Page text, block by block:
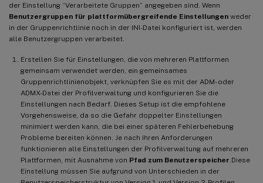
der Einstellung “Verarbeitete Gruppen” angegeben sind. Wenn
Benutzergruppen für plattformübergreifende Einstellungen weder
in der Gruppenrichtlinie noch in der INI-Datei konfiguriert ist, werden
alle Benutzergruppen verarbeitet.
Erstellen Sie für Einstellungen, die von mehreren Plattformen
gemeinsam verwendet werden, ein gemeinsames
Gruppenrichtlinienobjekt, verknüpfen Sie es mit der ADM- oder
ADMX-Datei der Profilverwaltung und konfigurieren Sie die
Einstellungen nach Bedarf. Dieses Setup ist die empfohlene
Vorgehensweise, da so die Gefahr doppelter Einstellungen
minimiert werden kann, die bei einer späteren Fehlerbehebung
Probleme bereiten können. Je nach Ihren Anforderungen
funktionieren alle Einstellungen der Profilverwaltung auf mehreren
Plattformen, mit Ausnahme von Pfad zum Benutzerspeicher .Diese
Einstellung müssen Sie aufgrund von Unterschieden in der